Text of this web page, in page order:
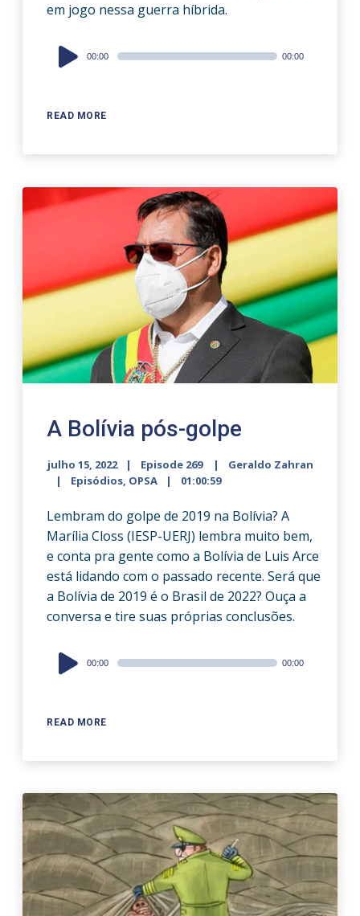
em jogo nessa guerra híbrida.
READ MORE
Audio
Player
00:00 00:00
A Bolívia pós-golpe
julho 15, 2022 Episode 269
Geraldo Zahran
Episódios, OPSA 01:00:59
Lembram do golpe de 2019 na Bolívia? A
Marília Closs (IESP-UERJ) lembra muito bem,
e conta pra gente como a Bolívia de Luis Arce
está lidando com o passado recente. Será que
a Bolívia de 2019 é o Brasil de 2022? Ouça a
conversa e tire suas próprias conclusões.
READ MORE
Audio
Player
00:00 00:00